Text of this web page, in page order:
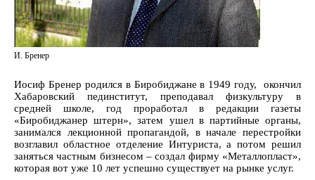
И. Бренер
Иосиф Бренер родился в Биробиджане в 1949 году, окончил
Хабаровский пединститут, преподавал физкультуру в
средней школе, год проработал в редакции газеты
«Биробиджанер штерн», затем ушел в партийные органы,
занимался лекционной пропагандой, в начале перестройки
возглавил областное отделение Интуриста, а потом решил
заняться частным бизнесом – создал фирму «Металлопласт»,
которая вот уже 10 лет успешно существует на рынке услуг.